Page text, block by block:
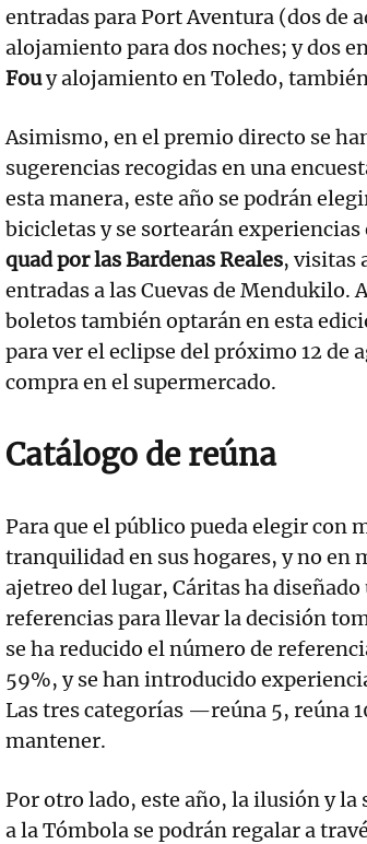
entradas para Port Aventura (dos de
alojamiento para dos noches; y dos
Fouy alojamiento en Toledo,
Asimismo, en el premio directo se
sugerencias recogidas en una
esta manera, este año se podrán
bicicletas y se sortearán
quad por las Bardenas Reales, visitas
entradas a las Cuevas de Mendukilo.
boletos también optarán en esta
para ver el eclipse del próximo 12 de
compra en el supermercado.
Catálogo de reúna
Para que el público pueda elegir con
tranquilidad en sus hogares, y no en
ajetreo del lugar, Cáritas ha diseñado
referencias para llevar la decisión
se ha reducido el número de
59%, y se han introducido
Las tres categorías —reúna 5, reúna
mantener.
Por otro lado, este año, la ilusión y
a la Tómbola se podrán regalar a